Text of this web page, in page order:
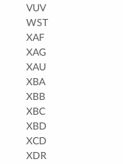
VUV
WST
XAF
XAG
XAU
XBA
XBB
XBC
XBD
XCD
XDR